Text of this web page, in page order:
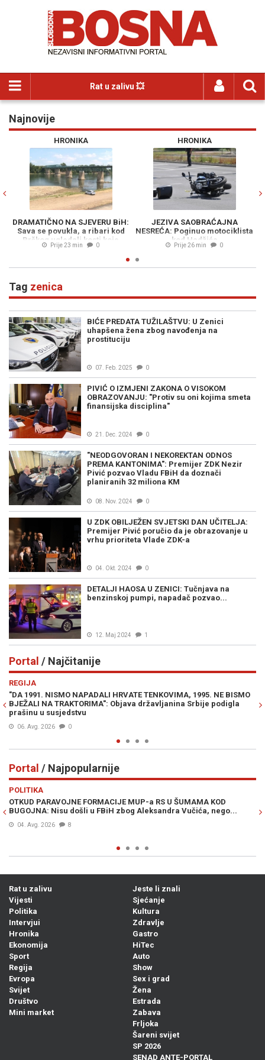
Rat u zalivu 💥
Najnovije
HRONIKA
DRAMATIČNO NA SJEVERU BiH:
Sava se povukla, a ribari kod
Brčkog ugledali kosti koje
asociraju na ljudske
Prije 23 min 0
HRONIKA
JEZIVA SAOBRAĆAJNA
NESREĆA: Poginuo motociklista
kod Hadžića
Prije 26 min 0
Tag zenica
BIĆE PREDATA TUŽILAŠTVU: U Zenici
uhapšena žena zbog navođenja na
prostituciju
07. Feb. 2025 0
PIVIĆ O IZMJENI ZAKONA O VISOKOM
OBRAZOVANJU: "Protiv su oni kojima smeta
finansijska disciplina"
21. Dec. 2024 0
"NEODGOVORAN I NEKOREKTAN ODNOS
PREMA KANTONIMA": Premijer ZDK Nezir
Pivić pozvao Vladu FBiH da doznači
planiranih 32 miliona KM
08. Nov. 2024 0
U ZDK OBILJEŽEN SVJETSKI DAN UČITELJA:
Premijer Pivić poručio da je obrazovanje u
vrhu prioriteta Vlade ZDK-a
04. Okt. 2024 0
DETALJI HAOSA U ZENICI: Tučnjava na
benzinskoj pumpi, napadač pozvao...
12. Maj 2024 1
Portal / Najčitanije
REGIJA
"DA 1991. NISMO NAPADALI HRVATE TENKOVIMA, 1995. NE BISMO
BJEŽALI NA TRAKTORIMA": Objava državljanina Srbije podigla
prašinu u susjedstvu
06. Avg. 2026 0
Portal / Najpopularnije
POLITIKA
OTKUD PARAVOJNE FORMACIJE MUP-a RS U ŠUMAMA KOD
BUGOJNA: Nisu došli u FBiH zbog Aleksandra Vučića, nego...
04. Avg. 2026 8
Rat u zalivu
Vijesti
Politika
Intervjui
Hronika
Ekonomija
Sport
Regija
Evropa
Svijet
Društvo
Mini market
Jeste li znali
Sjećanje
Kultura
Zdravlje
Gastro
HiTec
Auto
Show
Sex i grad
Žena
Estrada
Zabava
Frljoka
Šareni svijet
SP 2026
SENAD ANTE-PORTAL